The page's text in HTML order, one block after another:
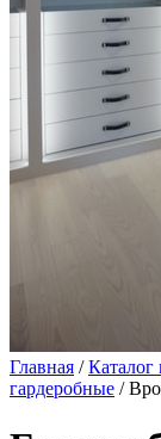
Главная /Каталог
гардеробные /